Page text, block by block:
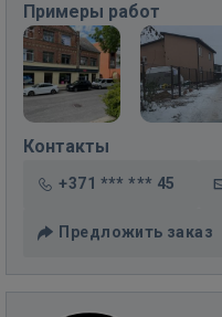
Примеры работ
Контакты
+371 *** *** 45
Предложить заказ